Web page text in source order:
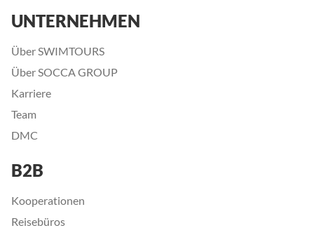
UNTERNEHMEN
Über SWIMTOURS
Über SOCCA GROUP
Karriere
Team
DMC
B2B
Kooperationen
Reisebüros